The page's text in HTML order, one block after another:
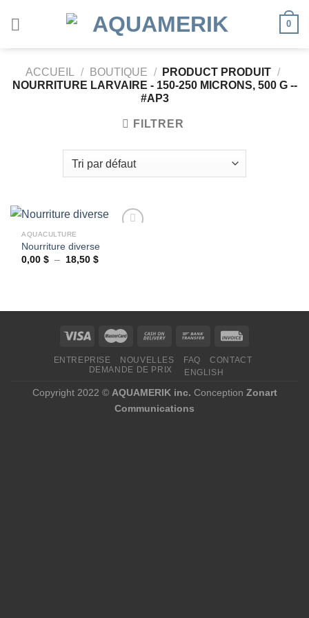
0
ACCUEIL / BOUTIQUE / PRODUCT PRODUIT /
NOURRITURE LARVAIRE - 150-250 MICRONS, 500 G --
#AP3
FILTRER
AQUACULTURE
Nourriture diverse
0,00$ – 18,50$Plage
ENTREPRISE NOUVELLES FAQ
CONTACT
DEMANDE DE PRIX
ENGLISH
Copyright 2022 © AQUAMERIK inc. Conception Zonart
Communications